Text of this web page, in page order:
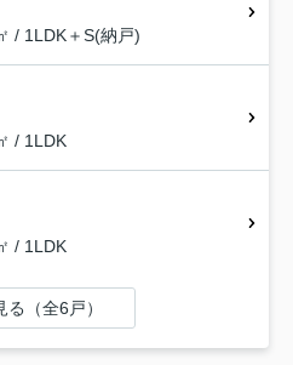
/ 1LDK＋S(納戸)
/ 1LDK
/ 1LDK
る（全6戸）